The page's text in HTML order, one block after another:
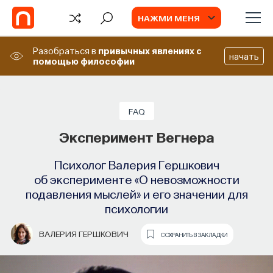
НАЖМИ МЕНЯ
Разобраться в привычных явлениях с
помощью философии
начать
FAQ
Эксперимент Вегнера
Психолог Валерия Гершкович
об эксперименте «О невозможности
подавления мыслей» и его значении для
психологии
ВАЛЕРИЯ ГЕРШКОВИЧ СОХРАНИТЬ В ЗАКЛАДКИ
Химия между нейронами:
вещества, которые управляют нами
внимание, воля связаны с передачей
сигналов от нейромедиаторов?
ВЯЧЕСЛАВ ДУБЫНИН СОХРАНИТЬ В ЗАКЛАДКИ
Тест Роршаха
Зачем проходить тест чернильных пятен
НАТАЛЬЯ ХАРЛАМЕНКОВА СОХРАНИТЬ В ЗАКЛАДКИ